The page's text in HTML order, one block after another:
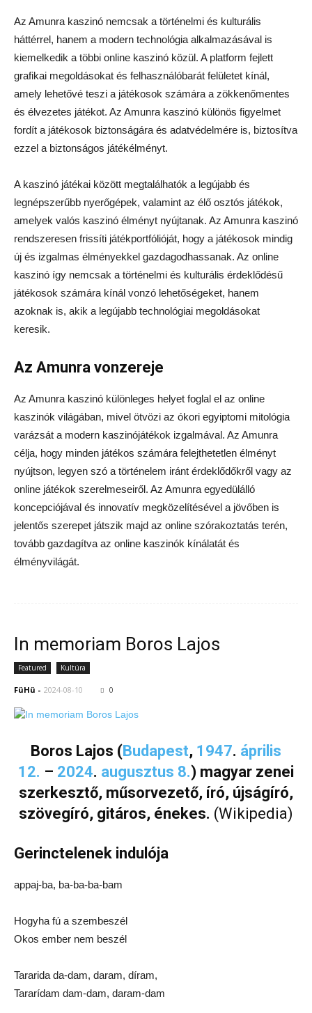
Az Amunra kaszinó nemcsak a történelmi és kulturális
háttérrel, hanem a modern technológia alkalmazásával is
kiemelkedik a többi online kaszinó közül. A platform fejlett
grafikai megoldásokat és felhasználóbarát felületet kínál,
amely lehetővé teszi a játékosok számára a zökkenőmentes
és élvezetes játékot. Az Amunra kaszinó különös figyelmet
fordít a játékosok biztonságára és adatvédelmére is, biztosítva
ezzel a biztonságos játékélményt.
A kaszinó játékai között megtalálhatók a legújabb és
legnépszerűbb nyerőgépek, valamint az élő osztós játékok,
amelyek valós kaszinó élményt nyújtanak. Az Amunra kaszinó
rendszeresen frissíti játékportfólióját, hogy a játékosok mindig
új és izgalmas élményekkel gazdagodhassanak. Az online
kaszinó így nemcsak a történelmi és kulturális érdeklődésű
játékosok számára kínál vonzó lehetőségeket, hanem
azoknak is, akik a legújabb technológiai megoldásokat
keresik.
Az Amunra vonzereje
Az Amunra kaszinó különleges helyet foglal el az online
kaszinók világában, mivel ötvözi az ókori egyiptomi mitológia
varázsát a modern kaszinójátékok izgalmával. Az Amunra
célja, hogy minden játékos számára felejthetetlen élményt
nyújtson, legyen szó a történelem iránt érdeklődőkről vagy az
online játékok szerelmeseiről. Az Amunra egyedülálló
koncepciójával és innovatív megközelítésével a jövőben is
jelentős szerepet játszik majd az online szórakoztatás terén,
tovább gazdagítva az online kaszinók kínálatát és
élményvilágát.
In memoriam Boros Lajos
Featured Kultúra
FüHü - 2024-08-10 0
Boros Lajos (Budapest, 1947. április
12. – 2024. augusztus 8.) magyar zenei
szerkesztő, műsorvezető, író, újságíró,
szövegíró, gitáros, énekes. (Wikipedia)
Gerinctelenek indulója
appaj-ba, ba-ba-ba-bam
Hogyha fú a szembeszél
Okos ember nem beszél
Tararida da-dam, daram, díram,
Tararídam dam-dam, daram-dam